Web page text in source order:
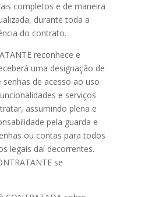
completos e de maneira
durante toda a
do contrato.
reconhece e
uma designação de
senhas de acesso ao uso
e serviços
assumindo plena e
pela guarda e
ou contas para todos
legais daí decorrentes.
se